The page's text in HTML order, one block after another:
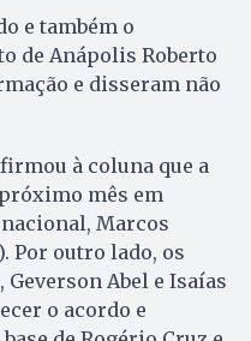
e também o
de Anápolis Roberto
e disseram não
à coluna que a
mês em
Marcos
Por outro lado, os
Geverson Abel e Isaías
o acordo e